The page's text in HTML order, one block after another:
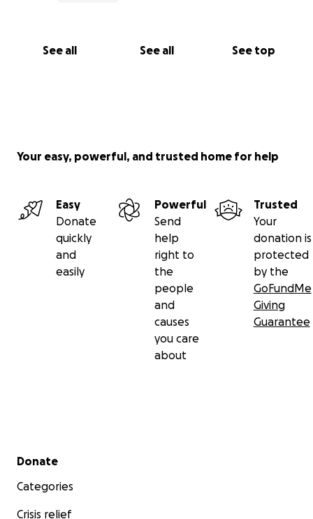
See all See all See top
Your easy, powerful, and trusted home for help
Easy
Donate
quickly
and
easily
Powerful
Send
help
right to
the
people
and
causes
you care
about
Trusted
Your
donation is
protected
by the
GoFundMe
Giving
Guarantee
Secondary menu
Donate
Categories
Crisis relief